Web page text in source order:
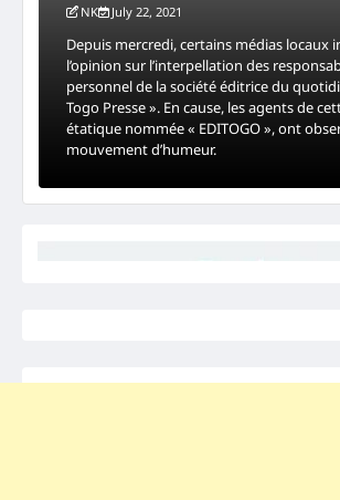
NK July 22, 2021
Depuis mercredi, certains médias locaux
l’opinion sur l’interpellation des
personnel de la société éditrice du
Togo Presse ». En cause, les agents de
étatique nommée « EDITOGO », ont
mouvement d’humeur.